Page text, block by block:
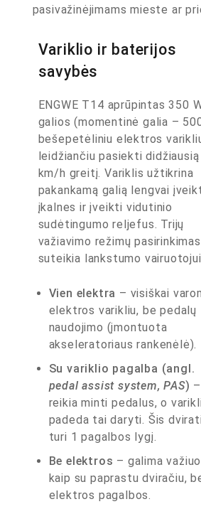
pasivažinėjimams mieste ar
Variklio ir baterijos
savybės
ENGWE T14 aprūpintas 350
galios (momentinė galia –
bešepetėliniu elektros
leidžiančiu pasiekti didžiausią
km/h greitį. Variklis užtikrina
pakankamą galią lengvai
įkalnes ir įveikti vidutinio
sudėtingumo reljefus. Trijų
važiavimo režimų pasirinkimas
suteikia lankstumo vairuotojui.
Vien elektra – visiškai
elektros varikliu, be pedalų
naudojimo (įmontuota
akseleratoriaus rankenėlė).
Su variklio pagalba (angl.
pedal assist system, PAS) –
reikia minti pedalus, o
padeda tai daryti. Šis
turi 1 pagalbos lygį.
Be elektros – galima
kaip su paprastu dviračiu,
elektros pagalbos.